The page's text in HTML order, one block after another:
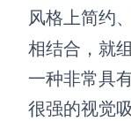
风格上简约
相结合，就
一种非常具
很强的视觉